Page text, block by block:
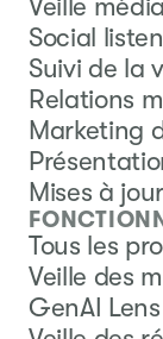
Veille
Social
Suivi de la
Relations
Marketing
Mises à
Tous les
Veille des
GenAI Lens